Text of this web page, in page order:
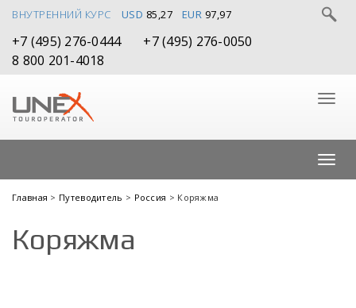
ВНУТРЕННИЙ КУРС USD 85,27 EUR 97,97
+7 (495) 276-0444
+7 (495) 276-0050
8 800 201-4018
Главная > Путеводитель > Россия > Коряжма
Коряжма